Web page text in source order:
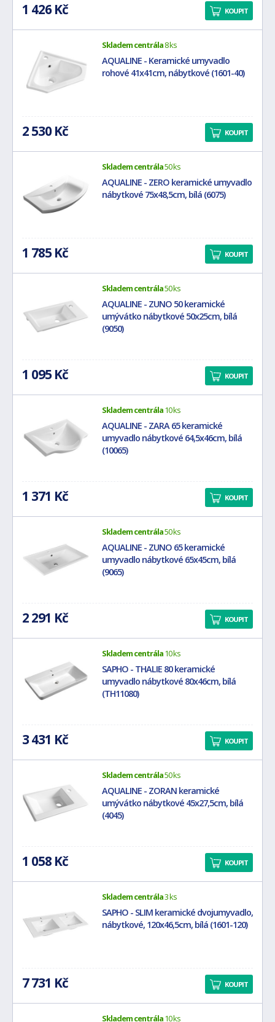
1 426 Kč KOUPIT
Skladem centrála8 ks
AQUALINE - Keramické umyvadlo
rohové 41x41cm, nábytkové (1601-40)
2 530 Kč KOUPIT
Skladem centrála50 ks
AQUALINE - ZERO keramické umyvadlo
nábytkové 75x48,5cm, bílá (6075)
1 785 Kč KOUPIT
Skladem centrála50 ks
AQUALINE - ZUNO 50 keramické
umývátko nábytkové 50x25cm, bílá
(9050)
1 095 Kč KOUPIT
Skladem centrála10 ks
AQUALINE - ZARA 65 keramické
umyvadlo nábytkové 64,5x46cm, bílá
(10065)
1 371 Kč KOUPIT
Skladem centrála50 ks
AQUALINE - ZUNO 65 keramické
umyvadlo nábytkové 65x45cm, bílá
(9065)
2 291 Kč KOUPIT
Skladem centrála10 ks
SAPHO - THALIE 80 keramické
umyvadlo nábytkové 80x46cm, bílá
(TH11080)
3 431 Kč KOUPIT
Skladem centrála50 ks
AQUALINE - ZORAN keramické
umývátko nábytkové 45x27,5cm, bílá
(4045)
1 058 Kč KOUPIT
Skladem centrála3 ks
SAPHO - SLIM keramické dvojumyvadlo,
nábytkové, 120x46,5cm, bílá (1601-120)
7 731 Kč KOUPIT
Skladem centrála10 ks